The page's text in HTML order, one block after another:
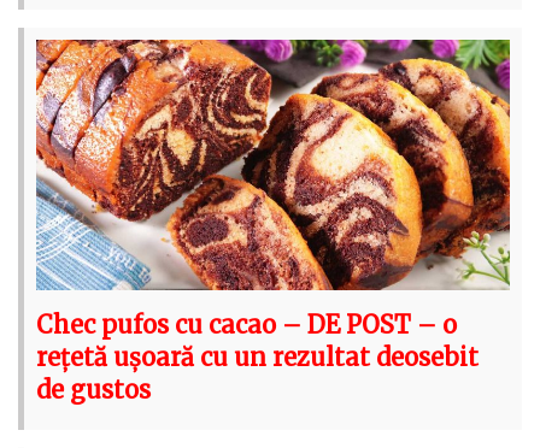
Chec pufos cu cacao – DE POST – o
rețetă ușoară cu un rezultat deosebit
de gustos